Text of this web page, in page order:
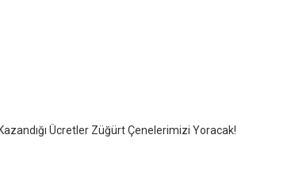
Ücretler Züğürt Çenelerimizi Yoracak!